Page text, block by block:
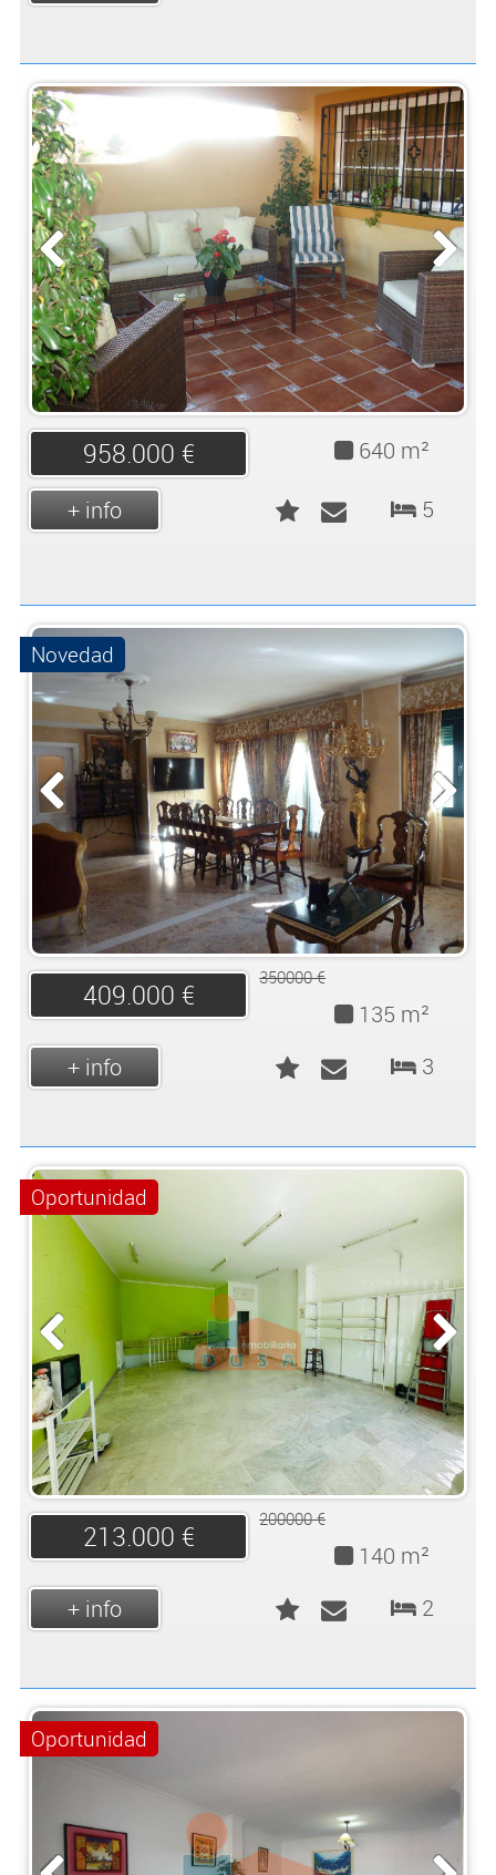
958.000 €
640 m²
5
+ info
Novedad
409.000 €
350000 €
135 m²
3
+ info
Oportunidad
213.000 €
200000 €
140 m²
2
+ info
Oportunidad